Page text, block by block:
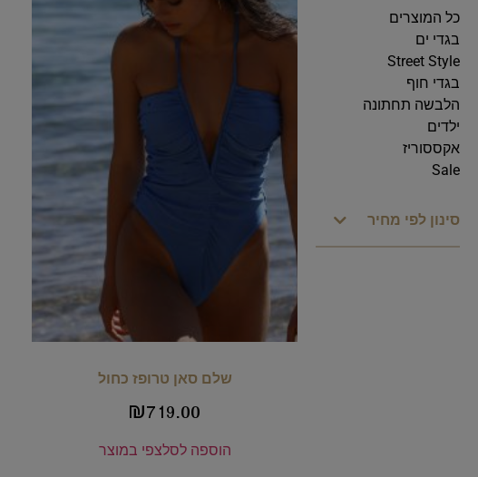
כל המוצרים
בגדי ים
Street Style
בגדי חוף
הלבשה תחתונה
ילדים
אקססוריז
Sale
סינון לפי מחיר
שלם סאן טרופז כחול
₪719.00
הוספה לסלצפי במוצר